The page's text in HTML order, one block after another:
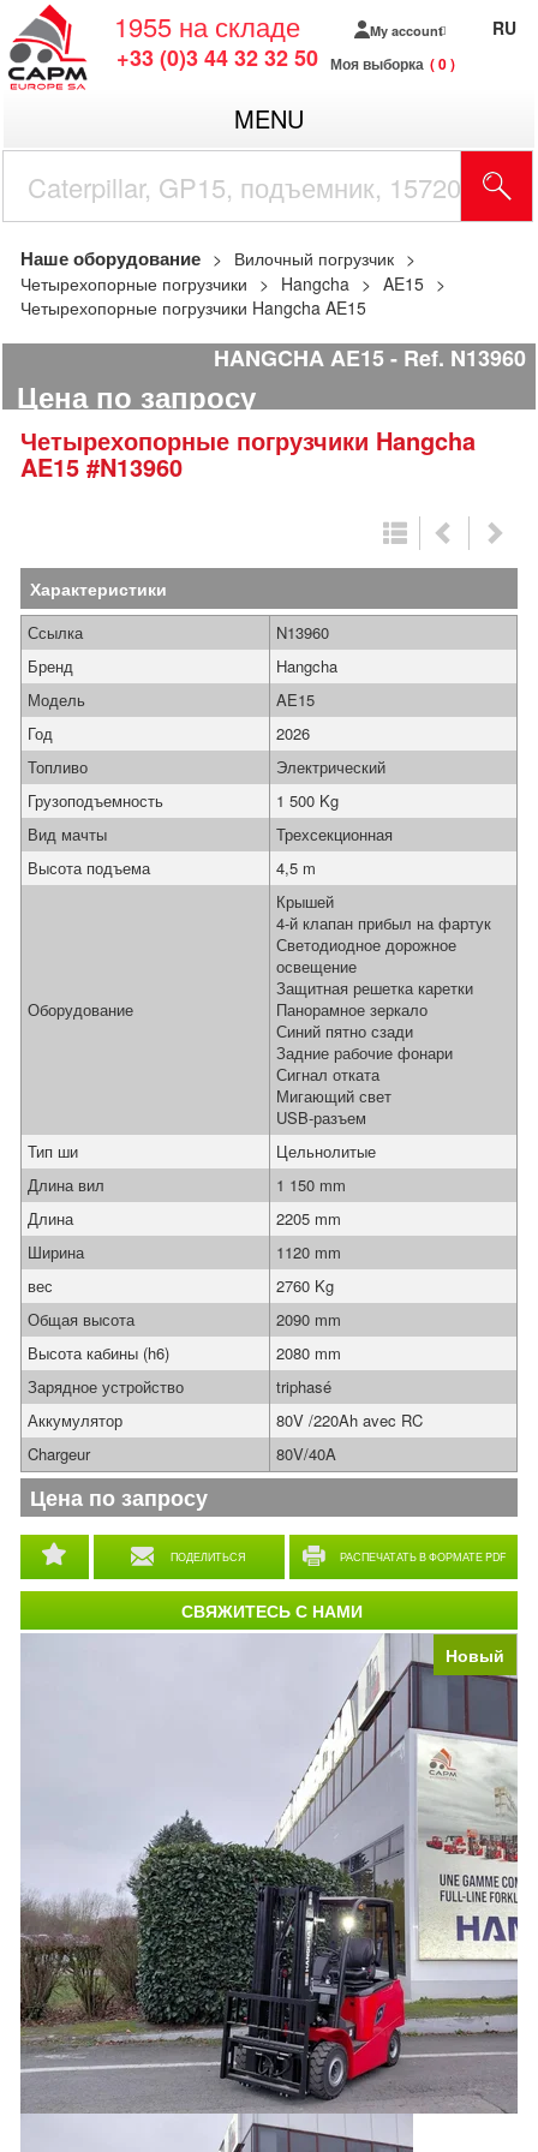
1955 на складе
+33 (0)3 44 32 32 50
My account
Моя выборка 0
RU
MENU
Наше оборудование
Вилочный погрузчик
Четырехопорные погрузчики
Hangcha
AE15
Четырехопорные погрузчики Hangcha AE15
HANGCHA AE15 Ref. N13960
Цена по запросу
Четырехопорные погрузчики Hangcha
AE15#N13960
Новый
Характеристики
ПОДЕЛИТЬСЯ РАСПЕЧАТАТЬ В ФОРМАТЕ PDF
Ссылка
N13960
Бренд
Hangcha
Модель
AE15
Год
2026
Топливо
Электрический
Грузоподъемность
1 500 Kg
Вид мачты
Трехсекционная
Высота подъема
4,5 m
Оборудование
Крышей
4-й клапан прибыл на фартук
Светодиодное дорожное
освещение
Защитная решетка каретки
Панорамное зеркало
Синий пятно сзади
Задние рабочие фонари
Сигнал отката
Мигающий свет
USB-разъем
Тип ши
Цельнолитые
Длина вил
1 150 mm
Длина
2205 mm
Ширина
1120 mm
вес
2760 Kg
Общая высота
2090 mm
Высота кабины (h6)
2080 mm
Зарядное устройство
triphasé
Аккумулятор
80V /220Ah avec RC
Chargeur
80V/40A
Цена по запросу
СВЯЖИТЕСЬ С НАМИ